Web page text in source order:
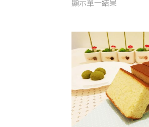
顯示單一結果